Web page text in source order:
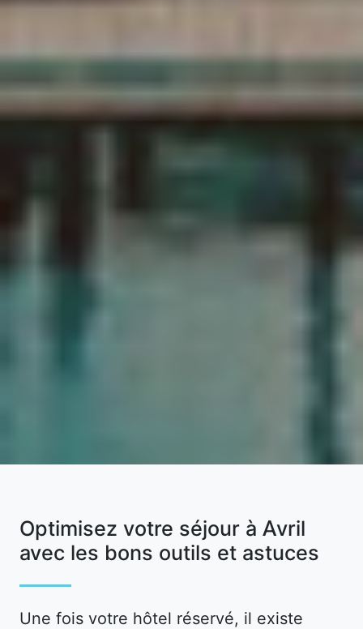
Optimisez votre séjour à Avril
avec les bons outils et astuces
Une fois votre hôtel réservé, il existe